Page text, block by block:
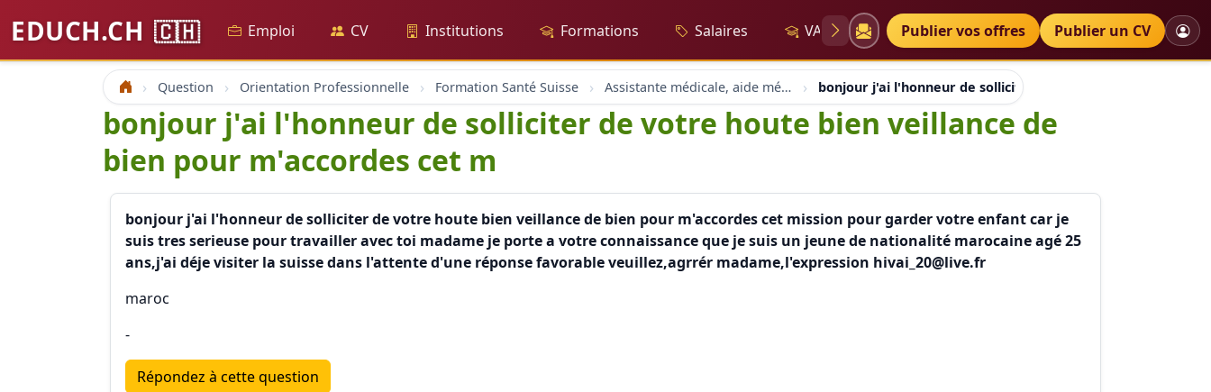
EDUCH.CH 🇨🇭 Emploi CV Institutions Formations Salaires VAE Diplômes Petites annonces
Publier vos offres Publier un CV
Accueil Question Orientation Professionnelle Formation Santé Suisse Assistante médicale, aide médicale, aide infirmière en suisse bonjour j'ai l'honneur de solliciter de votre houte bien
bonjour j'ai l'honneur de solliciter de votre houte bien veillance de
bien pour m'accordes cet m
bonjour j'ai l'honneur de solliciter de votre houte bien veillance de bien pour m'accordes cet mission pour garder votre enfant car je
suis tres serieuse pour travailler avec toi madame je porte a votre connaissance que je suis un jeune de nationalité marocaine agé 25
ans,j'ai déje visiter la suisse dans l'attente d'une réponse favorable veuillez,agrrér madame,l'expression hivai_20@live.fr
maroc
-
Répondez à cette question